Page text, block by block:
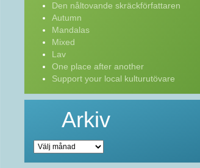
Den nåltovande skräckförfattaren
Autumn
Mandalas
Mixed
Lav
One place after another
Support your local kulturutövare
Arkiv
Arkiv